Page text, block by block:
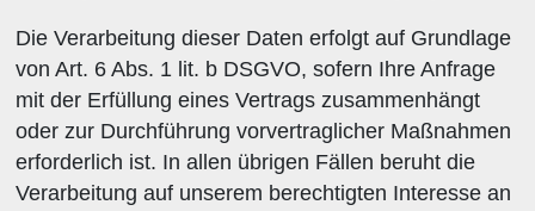
Die Verarbeitung dieser Daten erfolgt auf Grundlage
von Art. 6 Abs. 1 lit. b DSGVO, sofern Ihre Anfrage
mit der Erfüllung eines Vertrags zusammenhängt
oder zur Durchführung vorvertraglicher Maßnahmen
erforderlich ist. In allen übrigen Fällen beruht die
Verarbeitung auf unserem berechtigten Interesse an